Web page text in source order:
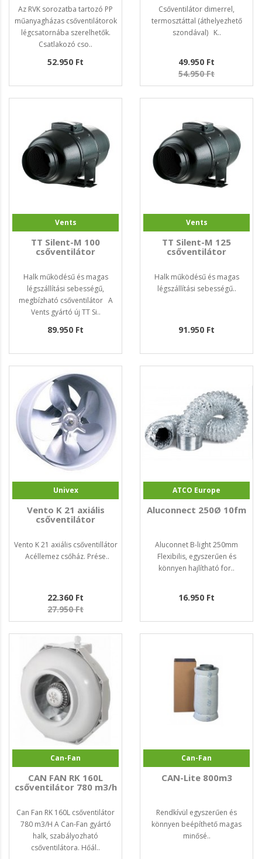
Az RVK sorozatba tartozó PP
műanyagházas csőventilátorok
légcsatornába szerelhetők.
Csatlakozó cso..
52.950 Ft
Csőventilátor dimerrel,
termosztáttal (áthelyezhető
szondával) K..
49.950 Ft
54.950 Ft
Vents
TT Silent-M 100
csőventilátor
Halk működésű és magas
légszállítási sebességű,
megbízható csőventilátor A
Vents gyártó új TT Si..
89.950 Ft
Vents
TT Silent-M 125
csőventilátor
Halk működésű és magas
légszállítási sebességű..
91.950 Ft
Univex
Vento K 21 axiális
csőventilátor
Vento K 21 axiális csőventillátor
Acéllemez csőház. Prése..
22.360 Ft
27.950 Ft
ATCO Europe
Aluconnect 250Ø 10fm
Aluconnet B-light 250mm
Flexibilis, egyszerűen és
könnyen hajlítható for..
16.950 Ft
Can-Fan
CAN FAN RK 160L
csőventilátor 780 m3/h
Can Fan RK 160L csőventilátor
780 m3/H A Can-Fan gyártó
halk, szabályozható
csőventilátora. Hőál..
Can-Fan
CAN-Lite 800m3
Rendkívül egyszerűen és
könnyen beépíthető magas
minősé..